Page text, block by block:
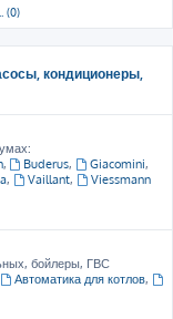
(0)
кондиционеры,
, Buderus, Giacomini,
, Vaillant,
Viessmann
бойлеры, ГВС
Автоматика для котлов,